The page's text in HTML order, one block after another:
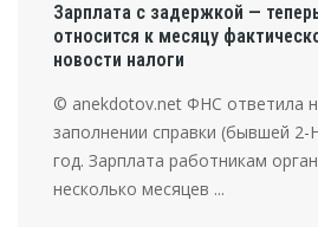
Зарплата с задержкой —
относится к месяцу
новости налоги
© anekdotov.net ФНС ответила
заполнении справки (бывшей
год. Зарплата работникам
несколько месяцев ...